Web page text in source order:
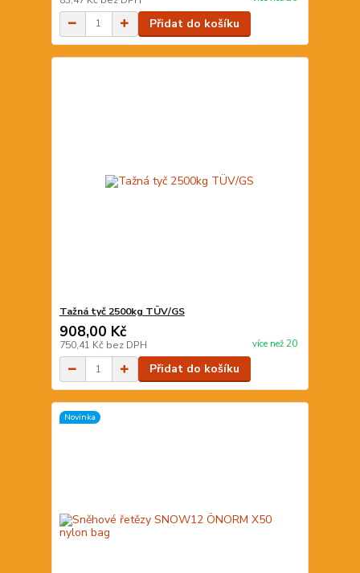
Přidat do košíku
Tažná tyč 2500kg TÜV/GS
908,00 Kč
750,41 Kč bez DPH více než 20
Přidat do košíku
Novinka